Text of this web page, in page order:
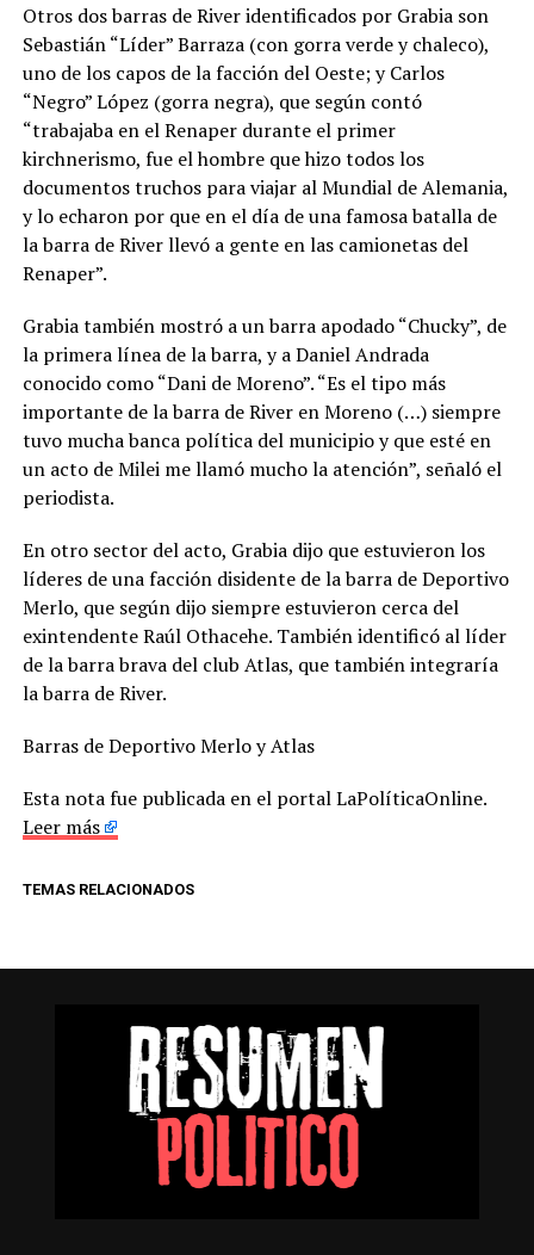
Otros dos barras de River identificados por Grabia son
Sebastián “Líder” Barraza (con gorra verde y chaleco),
uno de los capos de la facción del Oeste; y Carlos
“Negro” López (gorra negra), que según contó
“trabajaba en el Renaper durante el primer
kirchnerismo, fue el hombre que hizo todos los
documentos truchos para viajar al Mundial de Alemania,
y lo echaron por que en el día de una famosa batalla de
la barra de River llevó a gente en las camionetas del
Renaper”.
Grabia también mostró a un barra apodado “Chucky”, de
la primera línea de la barra, y a Daniel Andrada
conocido como “Dani de Moreno”. “Es el tipo más
importante de la barra de River en Moreno (…) siempre
tuvo mucha banca política del municipio y que esté en
un acto de Milei me llamó mucho la atención”, señaló el
periodista.
En otro sector del acto, Grabia dijo que estuvieron los
líderes de una facción disidente de la barra de Deportivo
Merlo, que según dijo siempre estuvieron cerca del
exintendente Raúl Othacehe. También identificó al líder
de la barra brava del club Atlas, que también integraría
la barra de River.
Barras de Deportivo Merlo y Atlas
Esta nota fue publicada en el portal LaPolíticaOnline.
Leer más
TEMAS RELACIONADOS